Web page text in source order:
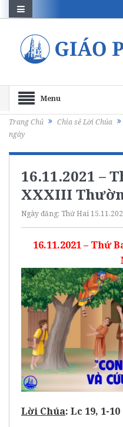
Menu
Trang Chủ Chia sẻ Lời Chúa
ngày
16.11.2021 –
XXXIII
Ngày đăng: Thứ Hai
16.11.2021 – Thứ
Lời Chúa: Lc 19, 1-10